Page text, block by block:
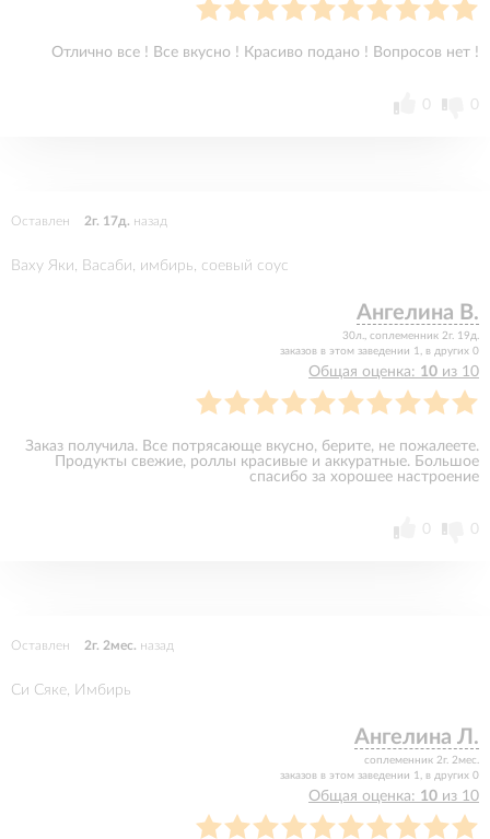
Отлично все ! Все вкусно ! Красиво подано ! Вопросов нет !
0 0
Оставлен 2г. 17д. назад
Ваху Яки, Васаби, имбирь, соевый соус
Ангелина В.
30л., соплеменник 2г. 19д.
заказов в этом заведении 1, в других 0
Общая оценка: 10 из 10
Заказ получила. Все потрясающе вкусно, берите, не пожалеете.
Продукты свежие, роллы красивые и аккуратные. Большое
спасибо за хорошее настроение
0 0
Оставлен 2г. 2мес. назад
Си Сяке, Имбирь
Ангелина Л.
соплеменник 2г. 2мес.
заказов в этом заведении 1, в других 0
Общая оценка: 10 из 10